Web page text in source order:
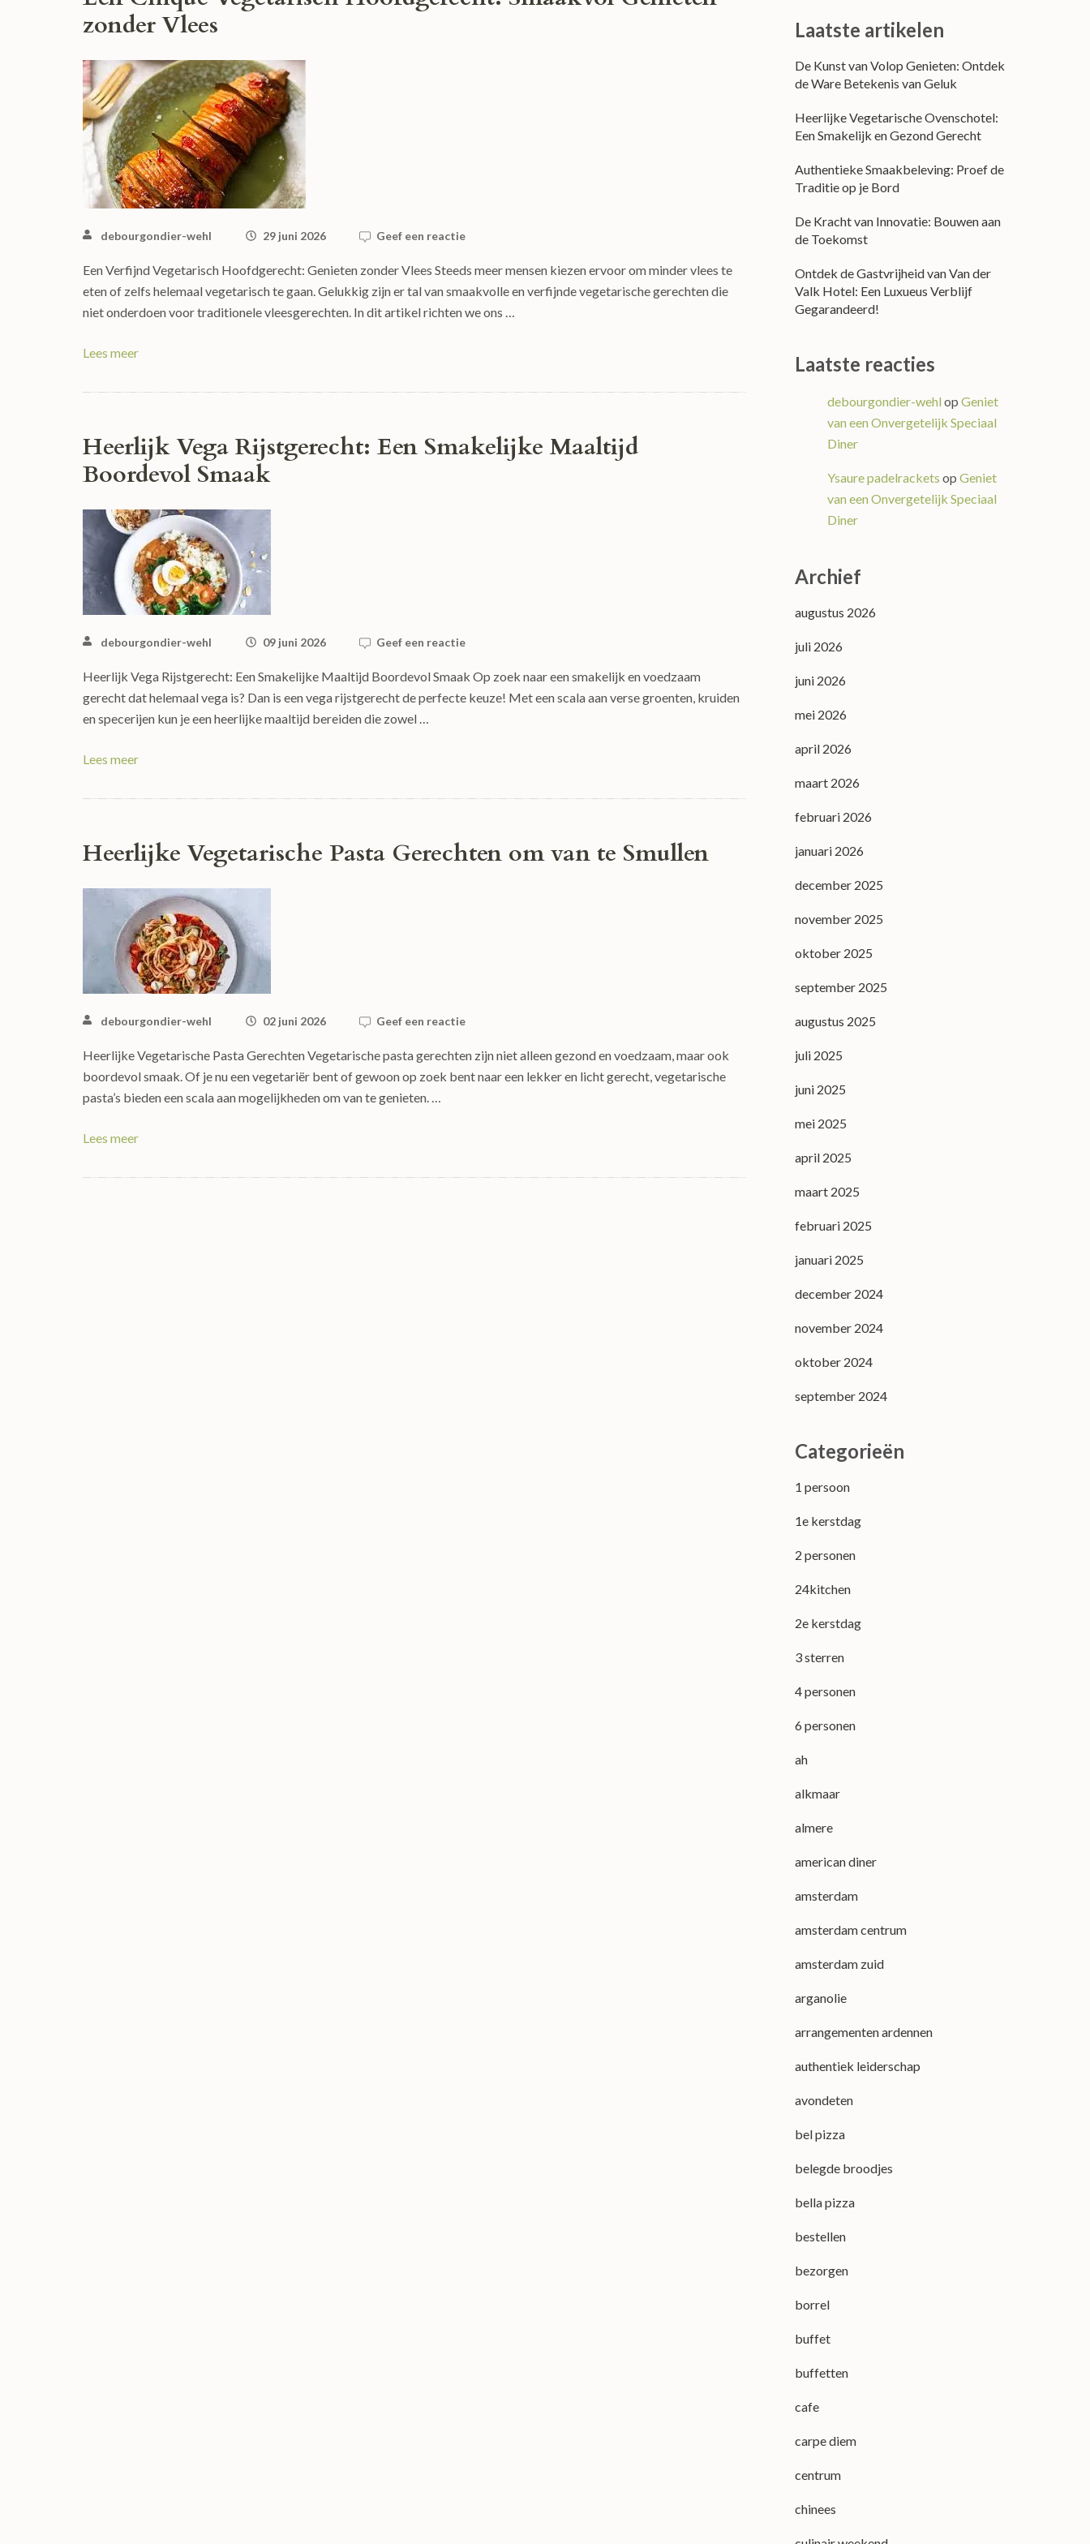
zonder Vlees
debourgondier-wehl 29 juni 2026 Geef een reactie
Een Verfijnd Vegetarisch Hoofdgerecht: Genieten zonder Vlees Steeds meer mensen kiezen ervoor om minder vlees te
eten of zelfs helemaal vegetarisch te gaan. Gelukkig zijn er tal van smaakvolle en verfijnde vegetarische gerechten die
niet onderdoen voor traditionele vleesgerechten. In dit artikel richten we ons …
Lees meer
Heerlijk Vega Rijstgerecht: Een Smakelijke Maaltijd
Boordevol Smaak
debourgondier-wehl 09 juni 2026 Geef een reactie
Heerlijk Vega Rijstgerecht: Een Smakelijke Maaltijd Boordevol Smaak Op zoek naar een smakelijk en voedzaam
gerecht dat helemaal vega is? Dan is een vega rijstgerecht de perfecte keuze! Met een scala aan verse groenten, kruiden
en specerijen kun je een heerlijke maaltijd bereiden die zowel …
Lees meer
Heerlijke Vegetarische Pasta Gerechten om van te Smullen
debourgondier-wehl 02 juni 2026 Geef een reactie
Heerlijke Vegetarische Pasta Gerechten Vegetarische pasta gerechten zijn niet alleen gezond en voedzaam, maar ook
boordevol smaak. Of je nu een vegetariër bent of gewoon op zoek bent naar een lekker en licht gerecht, vegetarische
pasta’s bieden een scala aan mogelijkheden om van te genieten. …
Lees meer
Laatste artikelen
De Kunst van Volop Genieten: Ontdek
de Ware Betekenis van Geluk
Heerlijke Vegetarische Ovenschotel:
Een Smakelijk en Gezond Gerecht
Authentieke Smaakbeleving: Proef de
Traditie op je Bord
De Kracht van Innovatie: Bouwen aan
de Toekomst
Ontdek de Gastvrijheid van Van der
Valk Hotel: Een Luxueus Verblijf
Gegarandeerd!
Laatste reacties
debourgondier-wehl op Geniet
van een Onvergetelijk Speciaal
Diner
Ysaure padelrackets op Geniet
van een Onvergetelijk Speciaal
Diner
Archief
augustus 2026
juli 2026
juni 2026
mei 2026
april 2026
maart 2026
februari 2026
januari 2026
december 2025
november 2025
oktober 2025
september 2025
augustus 2025
juli 2025
juni 2025
mei 2025
april 2025
maart 2025
februari 2025
januari 2025
december 2024
november 2024
oktober 2024
september 2024
Categorieën
1 persoon
1e kerstdag
2 personen
24kitchen
2e kerstdag
3 sterren
4 personen
6 personen
ah
alkmaar
almere
american diner
amsterdam
amsterdam centrum
amsterdam zuid
arganolie
arrangementen ardennen
authentiek leiderschap
avondeten
bel pizza
belegde broodjes
bella pizza
bestellen
bezorgen
borrel
buffet
buffetten
cafe
carpe diem
centrum
chinees